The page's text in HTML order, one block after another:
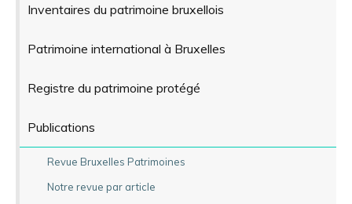
Inventaires du patrimoine bruxellois
Patrimoine international à Bruxelles
Registre du patrimoine protégé
Publications
Revue Bruxelles Patrimoines
Notre revue par article